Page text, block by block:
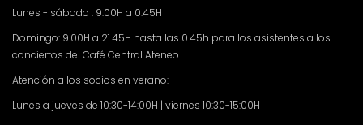
Lunes - sábado : 9.00H a 0.45H
Domingo: 9.00H a 21.45H hasta las 0.45h para los asistentes a los
conciertos del Café Central Ateneo.
Atención a los socios en verano:
Lunes a jueves de 10:30-14:00H | viernes 10:30-15:00H